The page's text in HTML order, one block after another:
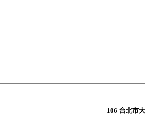
106 台北市